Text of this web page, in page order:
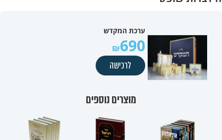
ערכת המקדש
690
לרכישה
מוצרים נוספים